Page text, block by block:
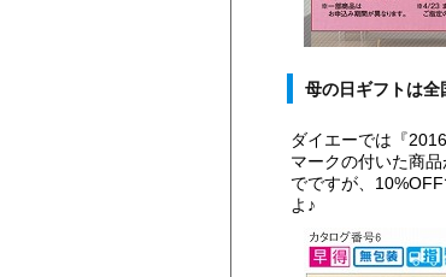
母の日ギフトは全
ダイエーでは『
マークの付いた商
でですが、
よ♪